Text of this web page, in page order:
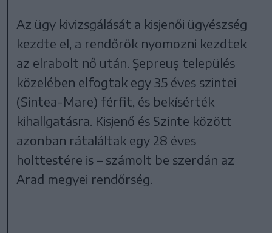
Az ügy kivizsgálását a kisjenői ügyészség
kezdte el, a rendőrök nyomozni kezdtek
az elrabolt nő után. Șepreuș település
közelében elfogtak egy 35 éves szintei
(Sintea-Mare) férfit, és bekísérték
kihallgatásra. Kisjenő és Szinte között
azonban rátaláltak egy 28 éves
holttestére is – számolt be szerdán az
Arad megyei rendőrség.